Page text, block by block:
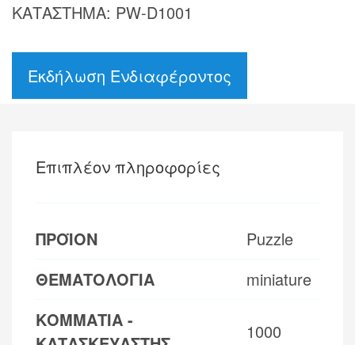
ΚΑΤΑΣΤΗΜΑ: PW-D1001
Εκδήλωση Ενδιαφέροντος
Επιπλέον πληροφορίες
ΠΡΟΪΟΝ
Puzzle
ΘΕΜΑΤΟΛΟΓΙΑ
miniature
ΚΟΜΜΑΤΙΑ -
1000